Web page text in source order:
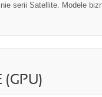
serii Satellite. Modele
(GPU)